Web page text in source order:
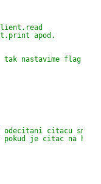
apod.
nastavime flag
citacu
je citac na